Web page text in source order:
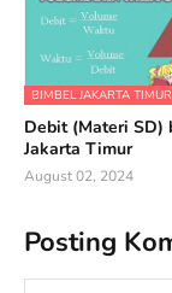
BIMBEL JAKARTA TIMUR
Debit (Materi SD)
Jakarta Timur
August 02, 2024
Posting